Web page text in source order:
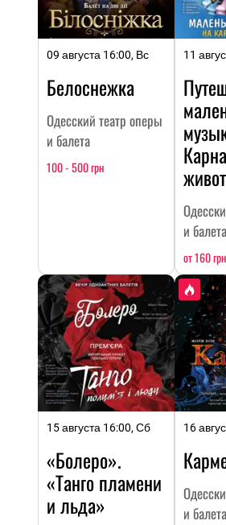
09 августа 16:00, Вс
Белоснежка
Одесский театр оперы
и балета
100 - 500 грн
11
и балета
от 160 грн
15 августа 16:00, Сб
«Болеро».
«Танго пламени
и льда»
16
и балета